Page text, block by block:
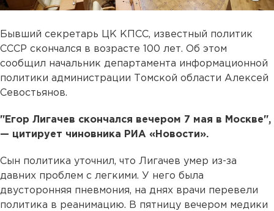
Бывший секретарь ЦК КПСС, известный политик
СССР скончался в возрасте 100 лет. Об этом
сообщил начальник департамента информационной
политики администрации Томской области Алексей
Севостьянов.
"Егор Лигачев скончался вечером 7 мая в Москве",
— цитирует чиновника РИА «Новости».
Сын политика уточнил, что Лигачев умер из-за
давних проблем с легкими. У него была
двусторонняя пневмония, на днях врачи перевели
политика в реанимацию. В пятницу вечером медики